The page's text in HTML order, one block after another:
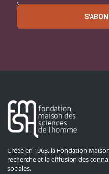
Créée en 1963, la Fondation
recherche et la diffusion des
sociales.